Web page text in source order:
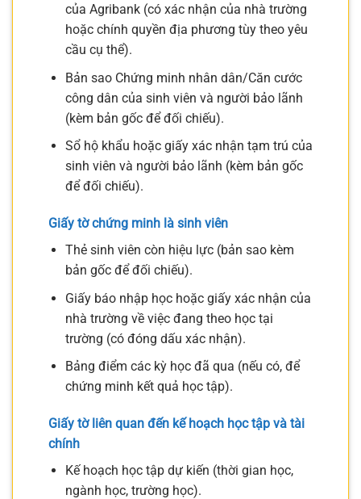
của Agribank (có xác nhận của nhà trường
hoặc chính quyền địa phương tùy theo yêu
cầu cụ thể).
Bản sao Chứng minh nhân dân/Căn cước
công dân của sinh viên và người bảo lãnh
(kèm bản gốc để đối chiếu).
Sổ hộ khẩu hoặc giấy xác nhận tạm trú của
sinh viên và người bảo lãnh (kèm bản gốc
để đối chiếu).
Giấy tờ chứng minh là sinh viên
Thẻ sinh viên còn hiệu lực (bản sao kèm
bản gốc để đối chiếu).
Giấy báo nhập học hoặc giấy xác nhận của
nhà trường về việc đang theo học tại
trường (có đóng dấu xác nhận).
Bảng điểm các kỳ học đã qua (nếu có, để
chứng minh kết quả học tập).
Giấy tờ liên quan đến kế hoạch học tập và tài
chính
Kế hoạch học tập dự kiến (thời gian học,
ngành học, trường học).